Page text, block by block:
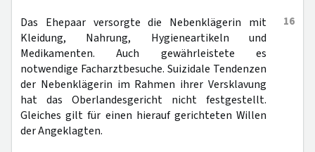
16
Das Ehepaar versorgte die Nebenklägerin mit
Kleidung, Nahrung, Hygieneartikeln und
Medikamenten. Auch gewährleistete es
notwendige Facharztbesuche. Suizidale Tendenzen
der Nebenklägerin im Rahmen ihrer Versklavung
hat das Oberlandesgericht nicht festgestellt.
Gleiches gilt für einen hierauf gerichteten Willen
der Angeklagten.